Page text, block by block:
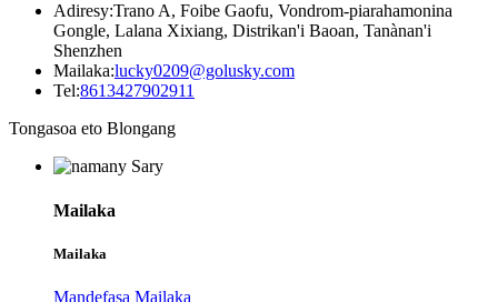
Adiresy:Trano A, Foibe Gaofu, Vondrom-piarahamonina
Gongle, Lalana Xixiang, Distrikan'i Baoan, Tanànan'i
Shenzhen
Mailaka:lucky0209@golusky.com
Tel:8613427902911
Tongasoa eto Blongang
Mailaka
Mailaka
Mandefasa Mailaka